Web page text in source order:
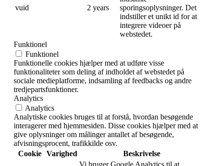
vuid 2 years
sporingsoplysninger. Det
indstiller et unikt id for at
integrere videoer på
webstedet.
Funktionel
Funktionel
Funktionelle cookies hjælper med at udføre visse
funktionaliteter som deling af indholdet af webstedet på
sociale medieplatforme, indsamling af feedbacks og andre
tredjepartsfunktioner.
Analytics
Analytics
Analytiske cookies bruges til at forstå, hvordan besøgende
interagerer med hjemmesiden. Disse cookies hjælper med at
give oplysninger om målinger antallet af besøgende,
afvisningsprocent, trafikkilde osv.
Cookie Varighed
Beskrivelse
Vi bruger Google Analytics til at